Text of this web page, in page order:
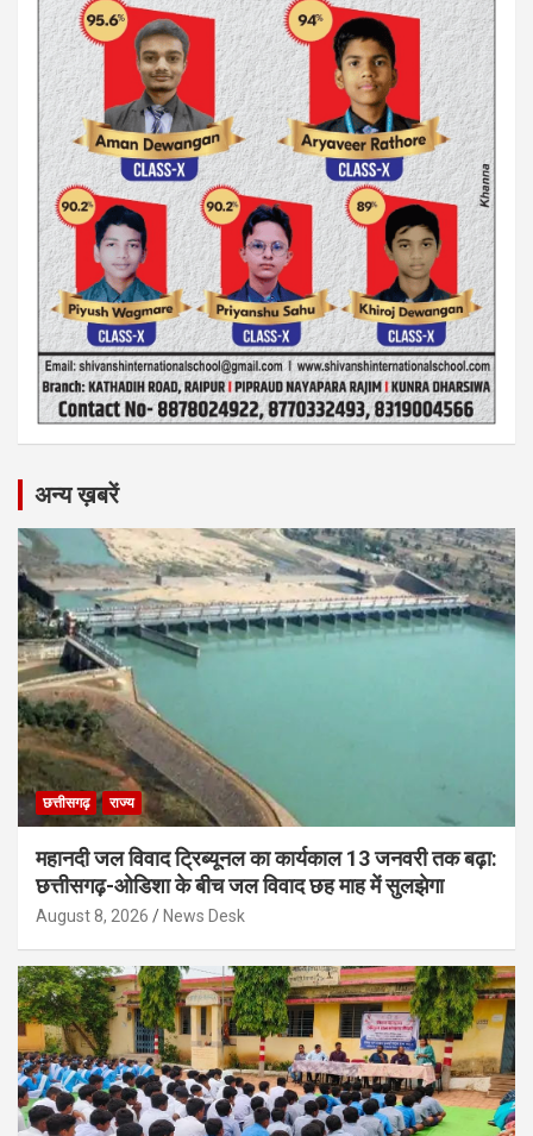
अन्य ख़बरें
छत्तीसगढ़ राज्य
महानदी जल विवाद ट्रिब्यूनल का कार्यकाल 13 जनवरी तक बढ़ा:
छत्तीसगढ़-ओडिशा के बीच जल विवाद छह माह में सुलझेगा
August 8, 2026 News Desk